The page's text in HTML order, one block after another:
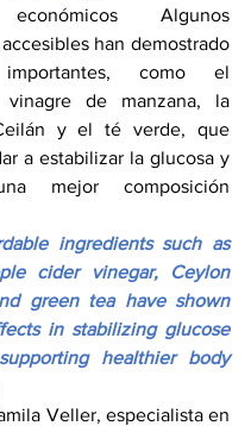
Algunos
han demostrado
importantes, como el
de manzana, la
y el té verde, que
a estabilizar la glucosa y
mejor composición
ingredients such as
cider vinegar, Ceylon
green tea have shown
in stabilizing glucose
healthier body
Veller, especialista en